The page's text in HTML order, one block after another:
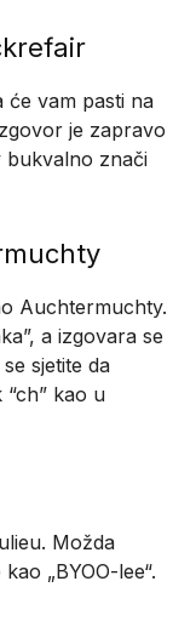
će vam pasti na
je zapravo
bukvalno znači
Auchtermuchty.
a izgovara se
sjetite da
kao u
Možda
„BYOO-lee“.